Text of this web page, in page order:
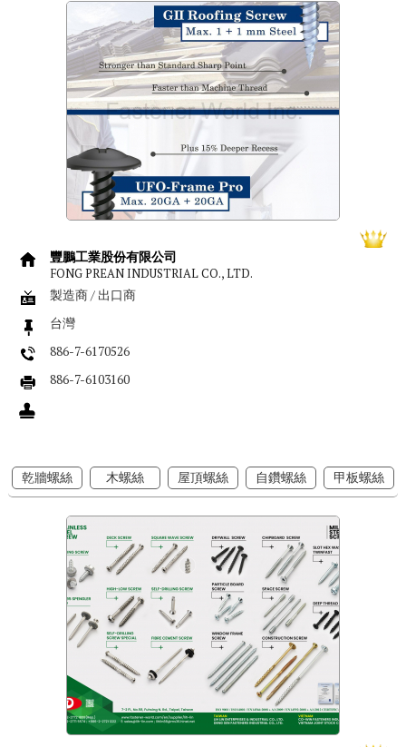
豐鵬工業股份有限公司
FONG PREAN INDUSTRIAL CO., LTD.
製造商 / 出口商
台灣
886-7-6170526
886-7-6103160
乾牆螺絲 木螺絲 屋頂螺絲 自鑽螺絲 甲板螺絲